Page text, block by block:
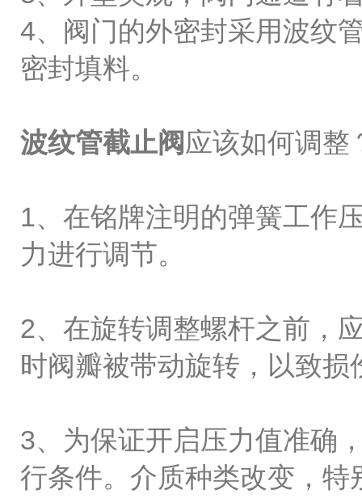
4、阀门的外密封采用波纹
密封填料。
波纹管截止阀应该如何调整
1、在铭牌注明的弹簧工作
力进行调节。
2、在旋转调整螺杆之前，
时阀瓣被带动旋转，以致损
3、为保证开启压力值准确
行条件。介质种类改变，